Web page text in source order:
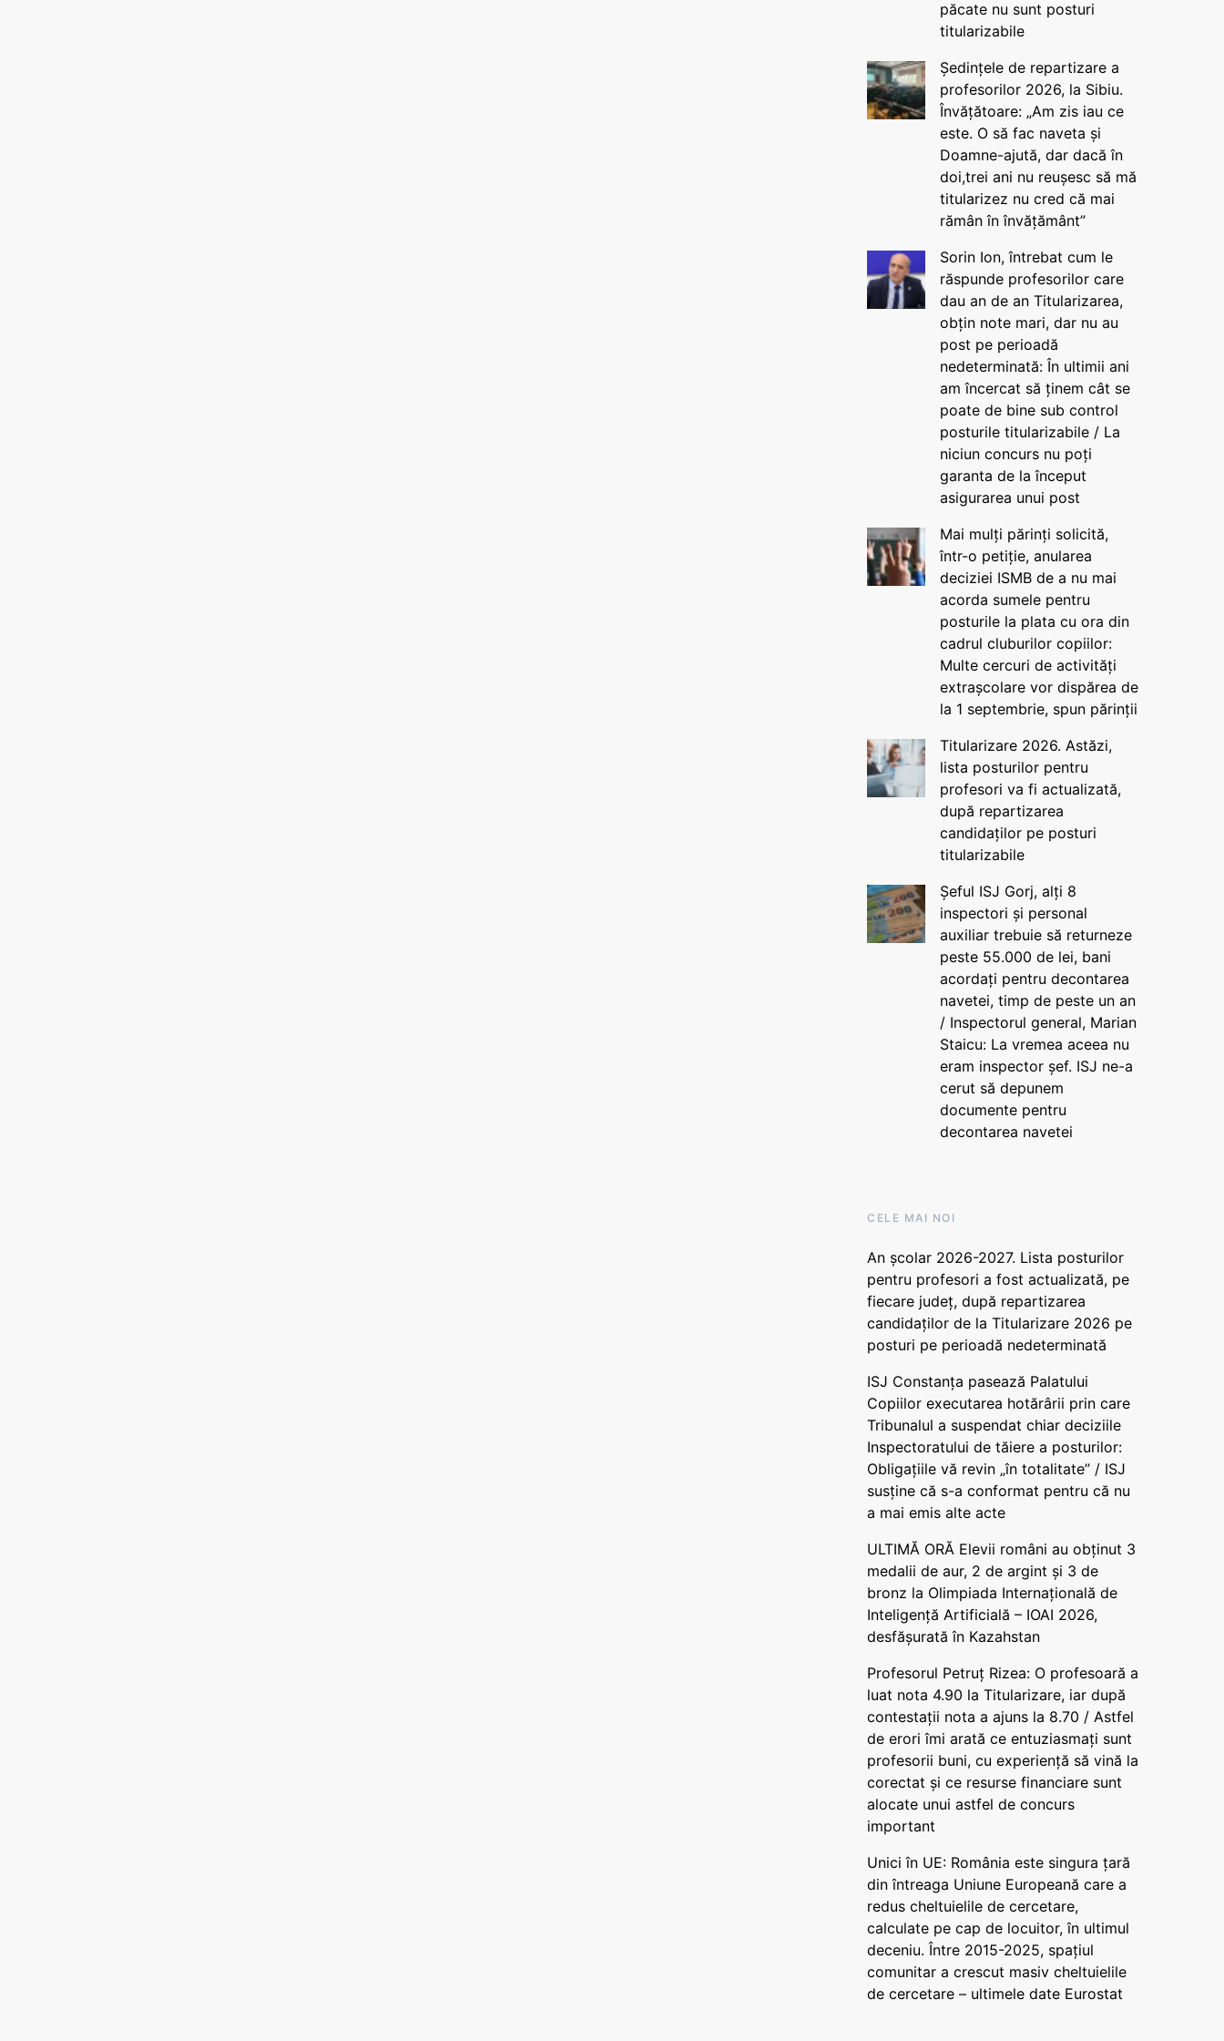
păcate nu sunt posturi
titularizabile
Ședințele de repartizare a
profesorilor 2026, la Sibiu.
Învățătoare: „Am zis iau ce
este. O să fac naveta și
Doamne-ajută, dar dacă în
doi,trei ani nu reușesc să mă
titularizez nu cred că mai
rămân în învățământ”
Sorin Ion, întrebat cum le
răspunde profesorilor care
dau an de an Titularizarea,
obțin note mari, dar nu au
post pe perioadă
nedeterminată: În ultimii ani
am încercat să ținem cât se
poate de bine sub control
posturile titularizabile / La
niciun concurs nu poți
garanta de la început
asigurarea unui post
Mai mulți părinți solicită,
într-o petiție, anularea
deciziei ISMB de a nu mai
acorda sumele pentru
posturile la plata cu ora din
cadrul cluburilor copiilor:
Multe cercuri de activități
extrașcolare vor dispărea de
la 1 septembrie, spun părinții
Titularizare 2026. Astăzi,
lista posturilor pentru
profesori va fi actualizată,
după repartizarea
candidaților pe posturi
titularizabile
Șeful ISJ Gorj, alți 8
inspectori și personal
auxiliar trebuie să returneze
peste 55.000 de lei, bani
acordați pentru decontarea
navetei, timp de peste un an
/ Inspectorul general, Marian
Staicu: La vremea aceea nu
eram inspector șef. ISJ ne-a
cerut să depunem
documente pentru
decontarea navetei
CELE MAI NOI
An școlar 2026-2027. Lista posturilor
pentru profesori a fost actualizată, pe
fiecare județ, după repartizarea
candidaților de la Titularizare 2026 pe
posturi pe perioadă nedeterminată
ISJ Constanța pasează Palatului
Copiilor executarea hotărârii prin care
Tribunalul a suspendat chiar deciziile
Inspectoratului de tăiere a posturilor:
Obligațiile vă revin „în totalitate” / ISJ
susține că s-a conformat pentru că nu
a mai emis alte acte
ULTIMĂ ORĂ Elevii români au obținut 3
medalii de aur, 2 de argint și 3 de
bronz la Olimpiada Internațională de
Inteligență Artificială – IOAI 2026,
desfășurată în Kazahstan
Profesorul Petruț Rizea: O profesoară a
luat nota 4.90 la Titularizare, iar după
contestații nota a ajuns la 8.70 / Astfel
de erori îmi arată ce entuziasmați sunt
profesorii buni, cu experiență să vină la
corectat și ce resurse financiare sunt
alocate unui astfel de concurs
important
Unici în UE: România este singura țară
din întreaga Uniune Europeană care a
redus cheltuielile de cercetare,
calculate pe cap de locuitor, în ultimul
deceniu. Între 2015-2025, spațiul
comunitar a crescut masiv cheltuielile
de cercetare – ultimele date Eurostat